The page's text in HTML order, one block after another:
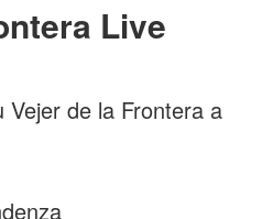
Live
de la Frontera a